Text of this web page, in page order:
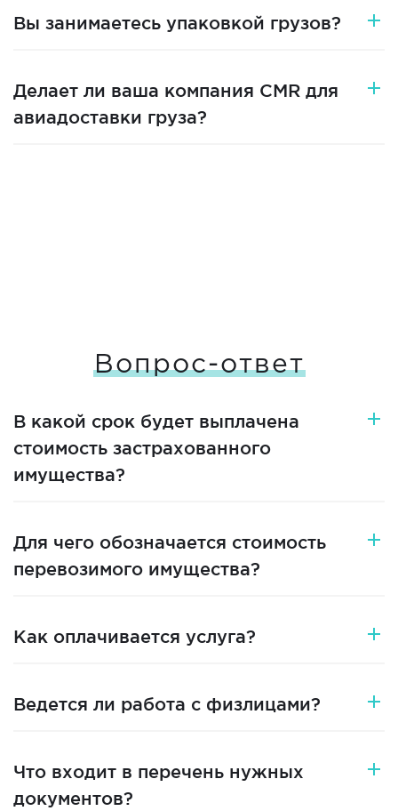
Вы занимаетесь упаковкой грузов?
Делает ли ваша компания CMR для
авиадоставки груза?
Вопрос-ответ
В какой срок будет выплачена
стоимость застрахованного
имущества?
Для чего обозначается стоимость
перевозимого имущества?
Как оплачивается услуга?
Ведется ли работа с физлицами?
Что входит в перечень нужных
документов?